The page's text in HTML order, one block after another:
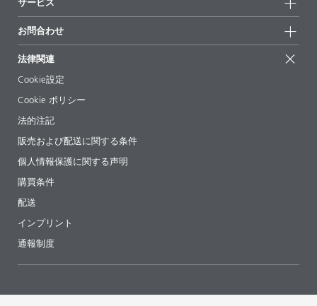
拠点と販売代理店
展示会 & イベント
経営陣
持続可能な製品
サクセスストーリー
EcoVadis
証明書
配合の出発点
論文記事
ebooks(電子書籍)
法令情報
添加剤ガイドアプリ
ビデオ
ダウンロード
お問合わせ
法律関連
Cookie設定
Cookie ポリシー
法的注記
販売および配送に関する条件
個人情報保護に関する声明
購買条件
配送
インプリント
通報制度